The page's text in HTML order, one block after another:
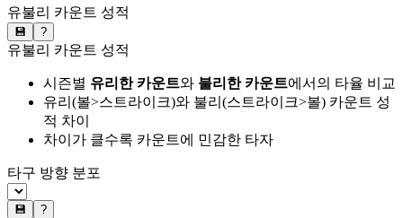
유불리 카운트 성적
💾 ?
유불리 카운트 성적
시즌별 유리한 카운트와 불리한 카운트에서의 타율 비교
유리(볼>스트라이크)와 불리(스트라이크>볼) 카운트 성
적 차이
차이가 클수록 카운트에 민감한 타자
타구 방향 분포
💾 ?